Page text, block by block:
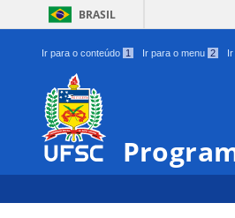
BRASIL
Ir para o conteúdo 1 Ir para o menu 2